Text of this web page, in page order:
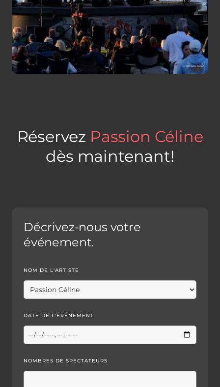
Réservez Passion Céline
dès maintenant!
Décrivez-nous votre
événement.
NOM DE L'ARTISTE
DATE DE L'ÉVÉNEMENT
NOMBRES DE SPECTATEURS